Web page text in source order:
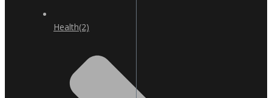
Health(2)